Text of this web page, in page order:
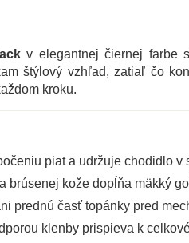
v elegantnej čiernej farbe
štýlový vzhľad, zatiaľ čo
kroku.
piat a udržuje chodidlo v
brúsenej kože dopĺňa mäkký
prednú časť topánky pred
klenby prispieva k